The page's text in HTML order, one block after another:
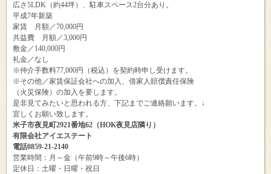
広さ5LDK（約44坪）、駐車スペース2台分あり。
平成7年新築
家賃 月額／70,000円
共益費 月額／3,000円
敷金／140,000円
礼金／なし
※仲介手数料77,000円（税込）を契約時申し受けます。
※その他／家賃保証会社への加入、借家人賠償責任保険
（火災保険）の加入を要します。
是非見てみたいと思われる方、下記までご連絡願います。↓
宜しくお願い致します。
米子市夜見町2921番地62（HOK夜見店隣り）
有限会社アイエステート
電話0859-21-2140
営業時間：月～金（午前9時～午後6時）
定休日：土曜・日曜・祝日